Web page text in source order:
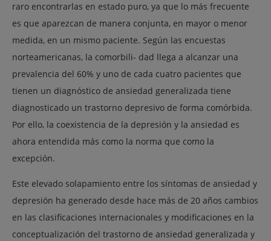
raro encontrarlas en estado puro, ya que lo más frecuente
es que aparezcan de manera conjunta, en mayor o menor
medida, en un mismo paciente. Según las encuestas
norteamericanas, la comorbili- dad llega a alcanzar una
prevalencia del 60% y uno de cada cuatro pacientes que
tienen un diagnóstico de ansiedad generalizada tiene
diagnosticado un trastorno depresivo de forma comórbida.
Por ello, la coexistencia de la depresión y la ansiedad es
ahora entendida más como la norma que como la
excepción.
Este elevado solapamiento entre los síntomas de ansiedad y
depresión ha generado desde hace más de 20 años cambios
en las clasificaciones internacionales y modificaciones en la
conceptualización del trastorno de ansiedad generalizada y